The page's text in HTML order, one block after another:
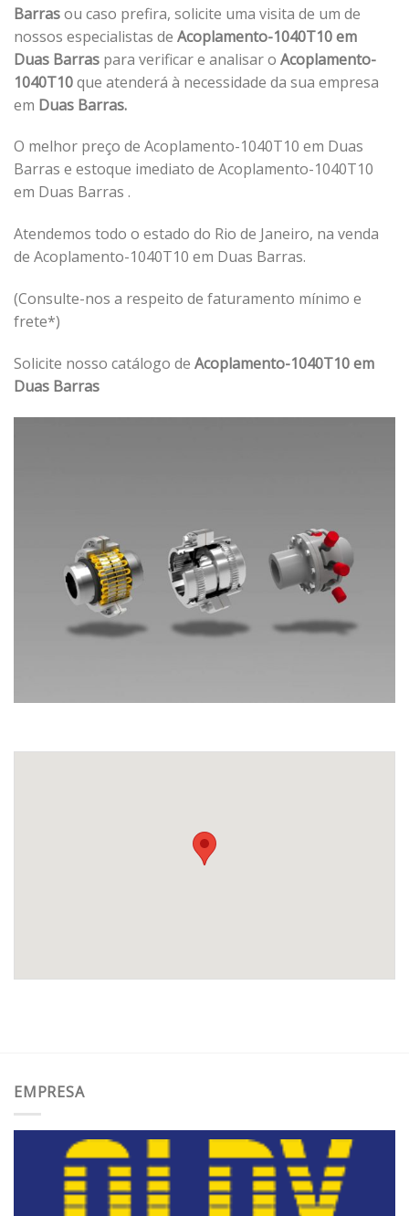
Barrasou caso prefira, solicite uma visita de um de
nossos especialistas de Acoplamento-1040T10 em
Duas Barras para verificar e analisar o Acoplamento-
1040T10que atenderá à necessidade da sua empresa
em Duas Barras.
O melhor preço de Acoplamento-1040T10 em Duas
Barras e estoque imediato de Acoplamento-1040T10
em Duas Barras .
Atendemos todo o estado do Rio de Janeiro, na venda
de Acoplamento-1040T10 em Duas Barras.
(Consulte-nos a respeito de faturamento mínimo e
frete*)
Solicite nosso catálogo de Acoplamento-1040T10 em
Duas Barras
EMPRESA